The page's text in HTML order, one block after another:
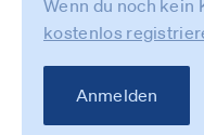
Wenn du noch kein
kostenlos
Anmelden